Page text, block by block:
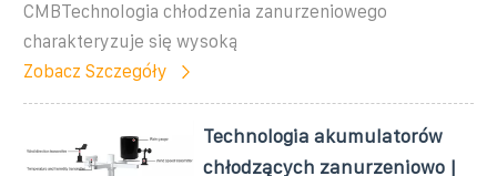
CMBTechnologia chłodzenia zanurzeniowego
charakteryzuje się wysoką
Zobacz Szczegóły
Technologia akumulatorów
chłodzących zanurzeniowo |